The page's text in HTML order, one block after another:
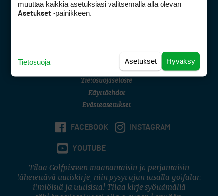
Asiakaspalvelu
(digi) digi@otavamedia.fi
Tietosuojaseloste
Käyttöehdot
Evästeasetukset
FACEBOOK INSTAGRAM
YOUTUBE
Tilaa Golfpisteen maanantaisin ja perjantaisin
lähetettävä uutiskirje, niin pysyt ajan tasalla golfalan
ilmiöistä ja uutisista! Tilaa kirje syöttämällä
muuttaa kaikkia asetuksiasi valitsemalla alla olevan
Asetukset -painikkeen.
Hyväksy
Asetukset
Tietosuoja